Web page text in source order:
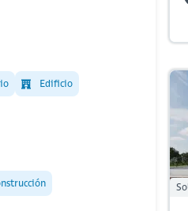
Edificio